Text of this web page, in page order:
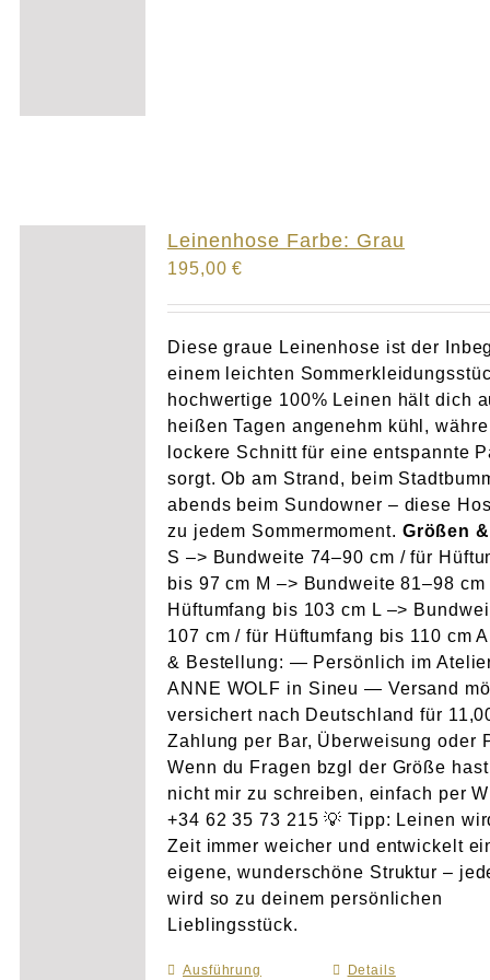
Leinenhose Farbe: Grau
195,00€
Diese graue Leinenhose ist der
einem leichten
hochwertige 100% Leinen hält dich
heißen Tagen angenehm kühl,
lockere Schnitt für eine entspannte
sorgt. Ob am Strand, beim
abends beim Sundowner – diese
zu jedem Sommermoment. Größen
S –> Bundweite 74–90 cm / für
bis 97 cm M –> Bundweite 81–98 cm
Hüftumfang bis 103 cm L –>
107 cm / für Hüftumfang bis 110 cm
& Bestellung: — Persönlich im
ANNE WOLF in Sineu — Versand
versichert nach Deutschland für
Zahlung per Bar, Überweisung oder
Wenn du Fragen bzgl der Größe
nicht mir zu schreiben, einfach per
+34 62 35 73 215 💡 Tipp: Leinen
Zeit immer weicher und entwickelt
eigene, wunderschöne Struktur –
wird so zu deinem persönlichen
Lieblingsstück.
Ausführung
Dieses
Details